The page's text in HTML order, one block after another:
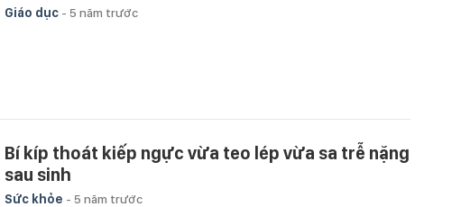
Giáo dục - 5 năm trước
Bí kíp thoát kiếp ngực vừa teo lép vừa sa trễ nặng
sau sinh
Sức khỏe - 5 năm trước